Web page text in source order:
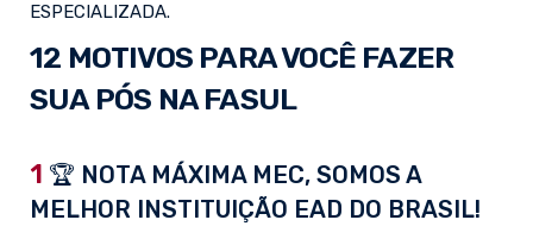
ESPECIALIZADA.
12 MOTIVOS PARA VOCÊ FAZER
SUA PÓS NA FASUL
1 🏆 NOTA MÁXIMA MEC, SOMOS A
MELHOR INSTITUIÇÃO EAD DO BRASIL!